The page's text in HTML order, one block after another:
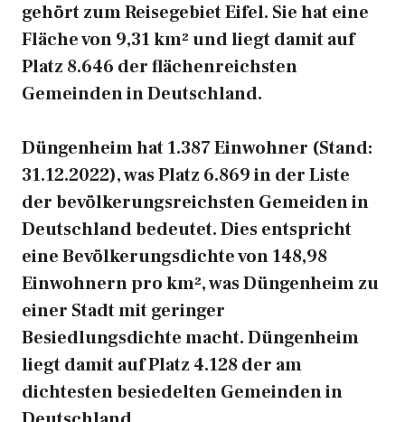
gehört zum Reisegebiet Eifel. Sie hat eine
Fläche von 9,31 km² und liegt damit auf
Platz 8.646 der flächenreichsten
Gemeinden in Deutschland.
Düngenheim hat 1.387 Einwohner (Stand:
31.12.2022), was Platz 6.869 in der Liste
der bevölkerungsreichsten Gemeiden in
Deutschland bedeutet. Dies entspricht
eine Bevölkerungsdichte von 148,98
Einwohnern pro km², was Düngenheim zu
einer Stadt mit geringer
Besiedlungsdichte macht. Düngenheim
liegt damit auf Platz 4.128 der am
dichtesten besiedelten Gemeinden in